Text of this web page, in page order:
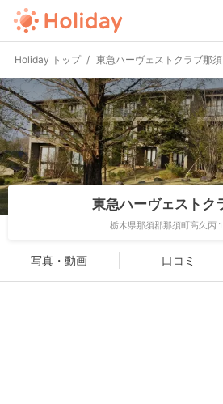
Holiday トップ 東急ハーヴェストクラブ那須
東急ハーヴェストク
栃木県那須郡那須町高久丙
写真・動画 口コミ